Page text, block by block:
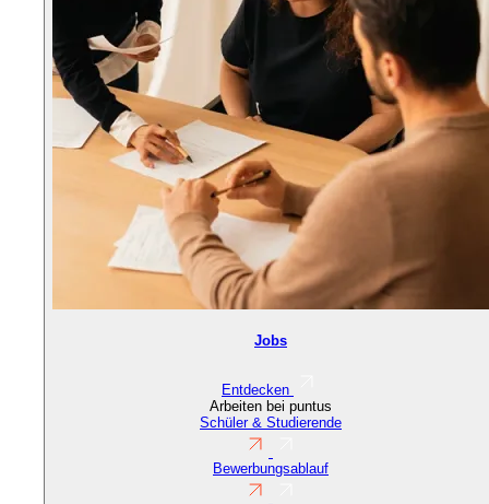
Jobs
Entdecken
Arbeiten bei puntus
Schüler & Studierende
Bewerbungsablauf